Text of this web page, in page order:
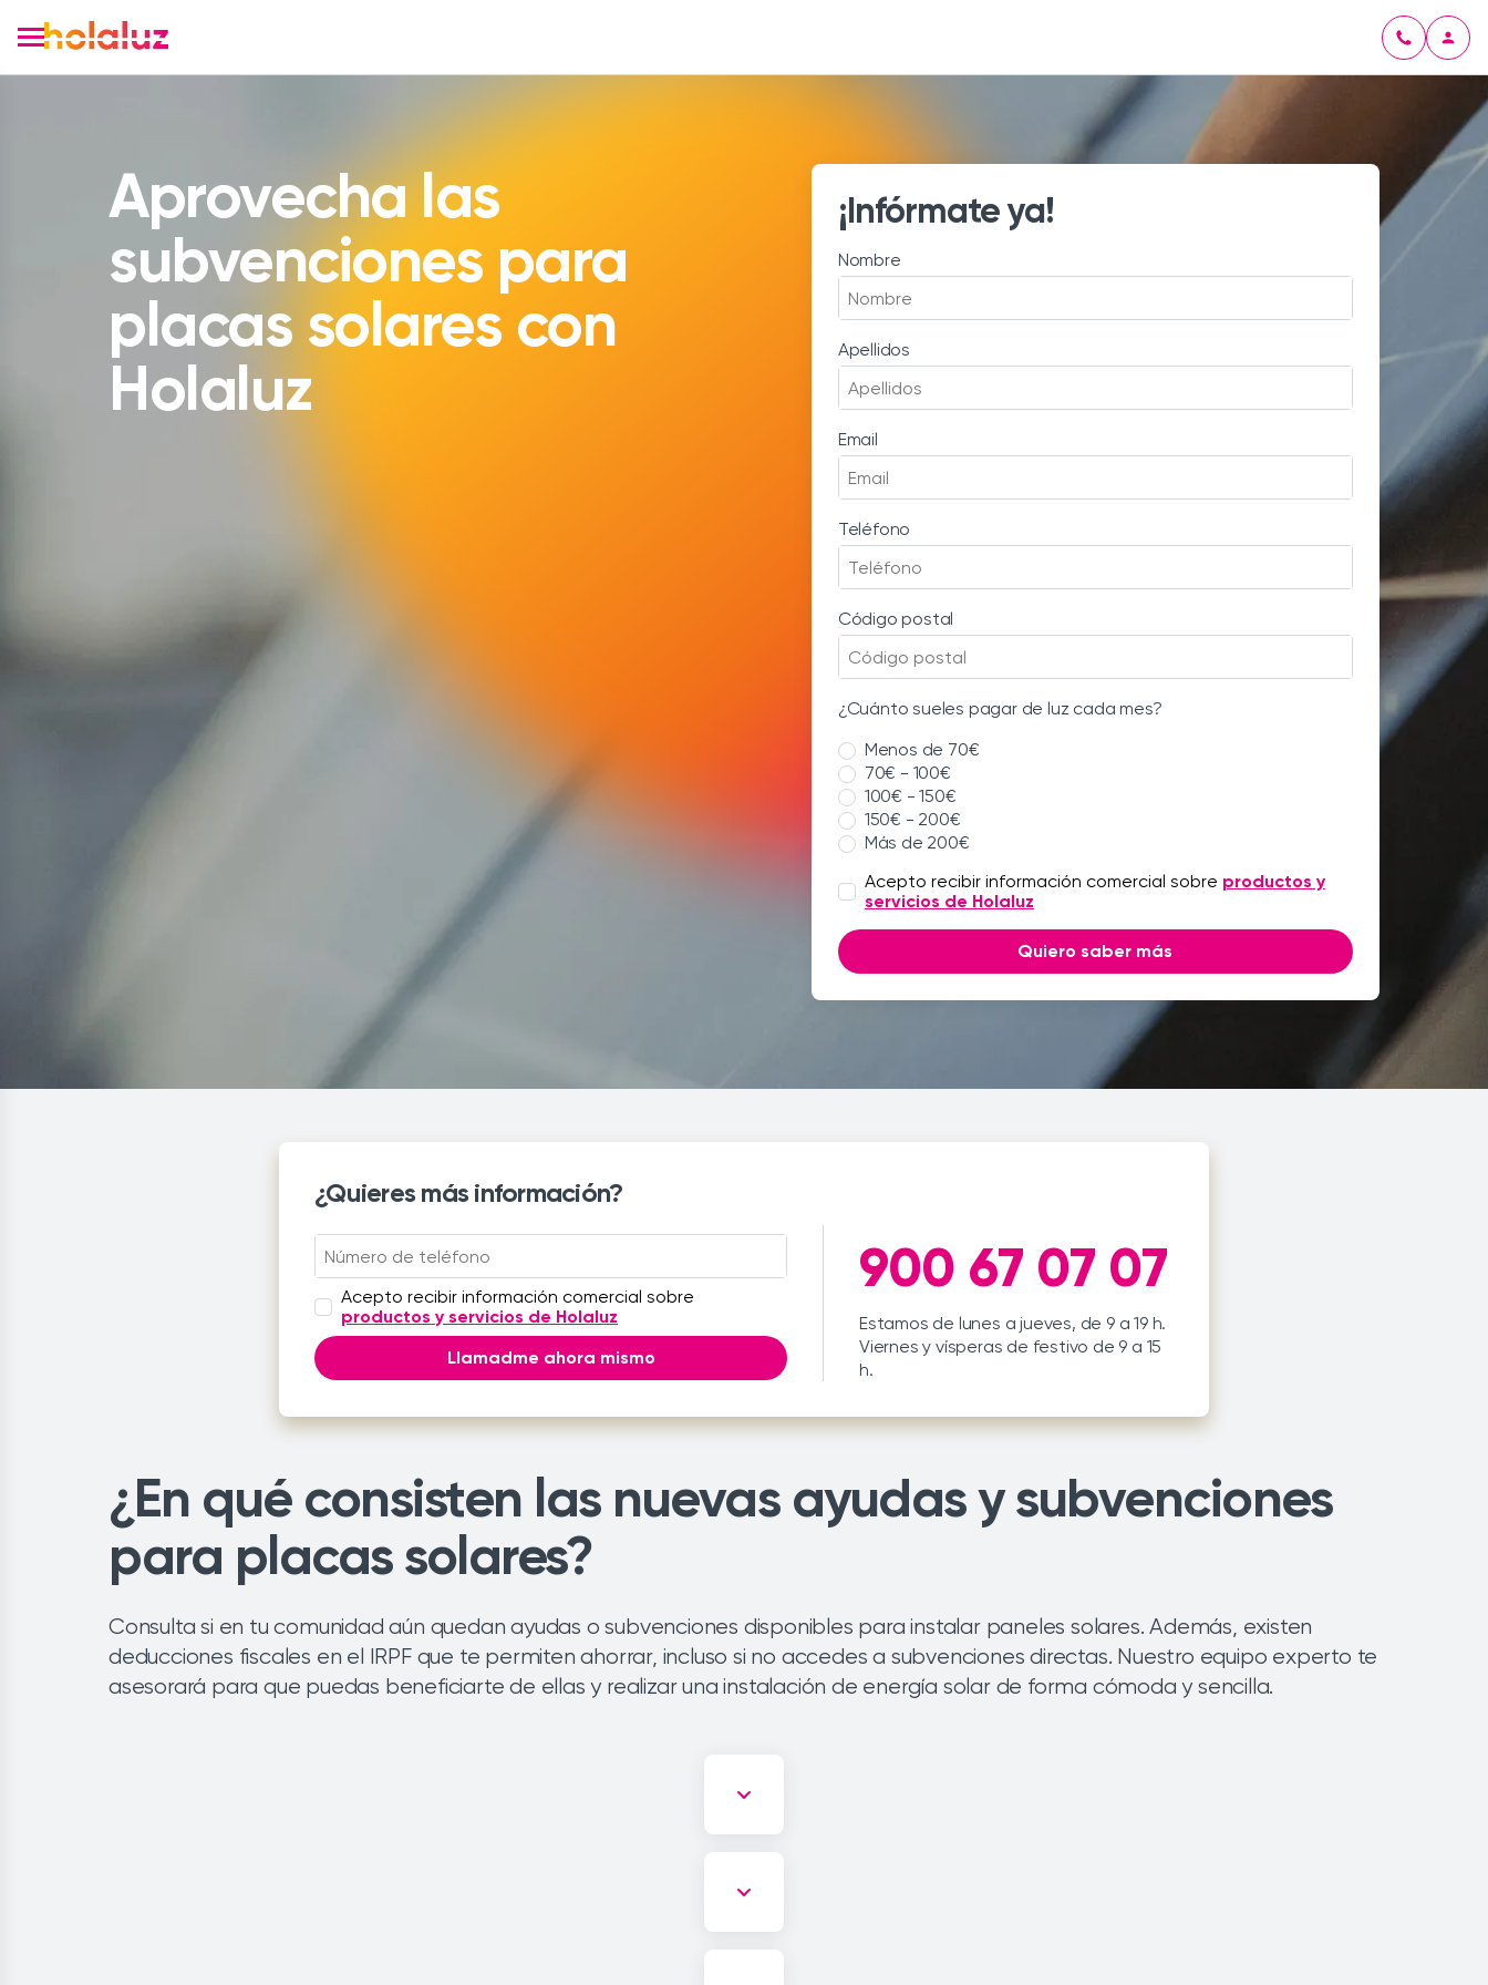
Aprovecha las
subvenciones para
placas solares con
Holaluz
¡Infórmate ya!
Nombre
Apellidos
Email
Teléfono
Código postal
¿Cuánto sueles pagar de luz cada mes?
Menos de 70€
70€ - 100€
100€ - 150€
150€ - 200€
Más de 200€
Acepto recibir información comercial sobre productos y
servicios de Holaluz
Quiero saber más
¿Quieres más información?
Acepto recibir información comercial sobre
productos y servicios de Holaluz
Llamadme ahora mismo
900 67 07 07
Estamos de lunes a jueves, de 9 a 19 h.
Viernes y vísperas de festivo de 9 a 15
h.
¿En qué consisten las nuevas ayudas y subvenciones
para placas solares?
Consulta si en tu comunidad aún quedan ayudas o subvenciones disponibles para instalar paneles solares. Además, existen
deducciones fiscales en el IRPF que te permiten ahorrar, incluso si no accedes a subvenciones directas. Nuestro equipo experto te
asesorará para que puedas beneficiarte de ellas y realizar una instalación de energía solar de forma cómoda y sencilla.